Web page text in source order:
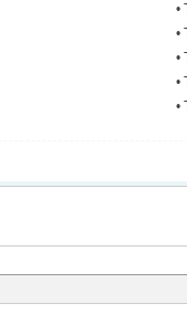
•
•
•
•
•